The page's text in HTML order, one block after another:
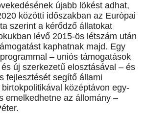
újabb lökést adhat,
közötti időszakban az Európai
szerint a kérődző állatokat
lévő 2015-ös létszám után
kaphatnak majd. Egy
– uniós támogatások
új szerkezetű elosztásával – és
fejlesztését segítő állami
középtávon egy-
emelkedhetne az állomány –